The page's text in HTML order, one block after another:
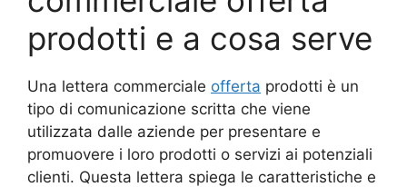
prodotti e a cosa serve
Una lettera commerciale offerta prodotti è un
tipo di comunicazione scritta che viene
utilizzata dalle aziende per presentare e
promuovere i loro prodotti o servizi ai potenziali
clienti. Questa lettera spiega le caratteristiche e